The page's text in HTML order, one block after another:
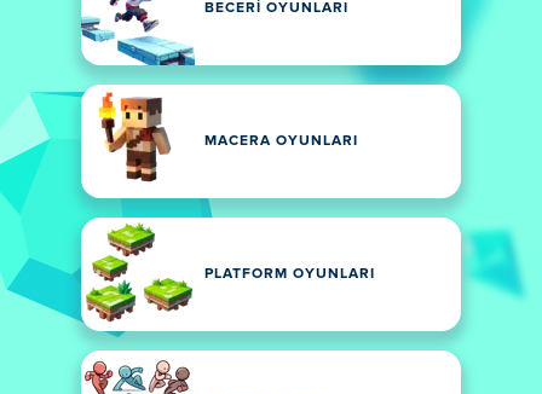
BECERI OYUNLARI
MACERA OYUNLARI
PLATFORM OYUNLARI